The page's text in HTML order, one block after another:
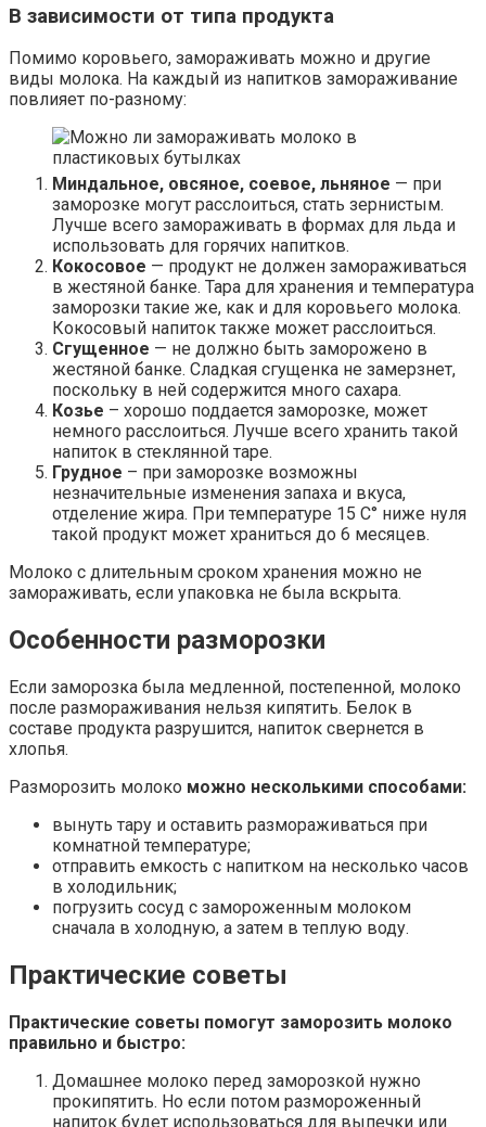
В зависимости от типа продукта
Помимо коровьего, замораживать можно и другие
виды молока. На каждый из напитков замораживание
повлияет по-разному:
Миндальное, овсяное, соевое, льняное — при
заморозке могут расслоиться, стать зернистым.
Лучше всего замораживать в формах для льда и
использовать для горячих напитков.
Кокосовое — продукт не должен замораживаться
в жестяной банке. Тара для хранения и температура
заморозки такие же, как и для коровьего молока.
Кокосовый напиток также может расслоиться.
Сгущенное — не должно быть заморожено в
жестяной банке. Сладкая сгущенка не замерзнет,
поскольку в ней содержится много сахара.
Козье – хорошо поддается заморозке, может
немного расслоиться. Лучше всего хранить такой
напиток в стеклянной таре.
Грудное – при заморозке возможны
незначительные изменения запаха и вкуса,
отделение жира. При температуре 15 C° ниже нуля
такой продукт может храниться до 6 месяцев.
Молоко с длительным сроком хранения можно не
замораживать, если упаковка не была вскрыта.
Особенности разморозки
Если заморозка была медленной, постепенной, молоко
после размораживания нельзя кипятить. Белок в
составе продукта разрушится, напиток свернется в
хлопья.
Разморозить молоко можно несколькими способами:
вынуть тару и оставить размораживаться при
комнатной температуре;
отправить емкость с напитком на несколько часов
в холодильник;
погрузить сосуд с замороженным молоком
сначала в холодную, а затем в теплую воду.
Практические советы
Практические советы помогут заморозить молоко
правильно и быстро:
Домашнее молоко перед заморозкой нужно
прокипятить. Но если потом размороженный
напиток будет использоваться для выпечки или